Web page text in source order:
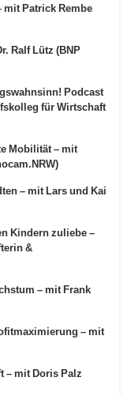
mit Patrick Rembe
Ralf Lütz (BNP
Podcast
für Wirtschaft
Mobilität – mit
– mit Lars und Kai
Kindern zuliebe –
&
– mit Frank
– mit
– mit Doris Palz